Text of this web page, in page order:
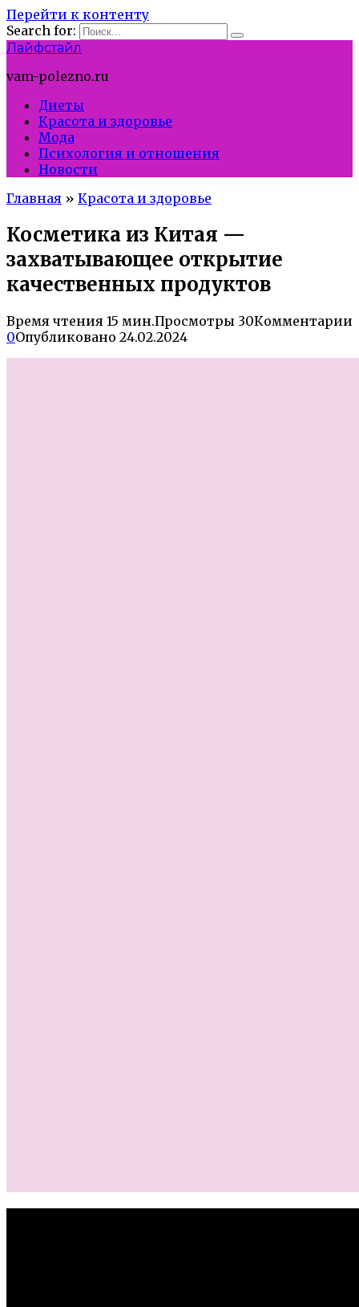
Перейти к контенту
Search for:
Лайфстайл
vam-polezno.ru
Диеты
Красота и здоровье
Мода
Психология и отношения
Новости
Главная » Красота и здоровье
Косметика из Китая —
захватывающее открытие
качественных продуктов
Время чтения 15 мин.Просмотры 30Комментарии
0Опубликовано 24.02.2024